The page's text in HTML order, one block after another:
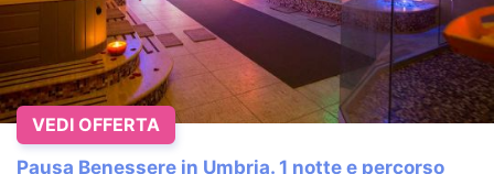
Pausa Benessere in Umbria. 1 notte e percorso
VEDI OFFERTA